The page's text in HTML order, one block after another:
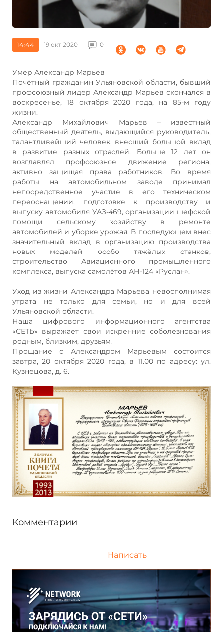
14:44 19 окт 2020 0
Умер Александр Марьев
Почётный гражданин Ульяновской области, бывший
профсоюзный лидер Александр Марьев скончался в
воскресенье, 18 октября 2020 года, на 85-м году
жизни.
Александр Михайлович Марьев – известный
общественный деятель, выдающийся руководитель,
талантливейший человек, внесший большой вклад
в развитие разных отраслей. Больше 12 лет он
возглавлял профсоюзное движение региона,
активно защищая права работников. Во время
работы на автомобильном заводе принимал
непосредственное участие в его техническом
переоснащении, подготовке к производству и
выпуску автомобиля УАЗ-469, организации шефской
помощи сельскому хозяйству в ремонте
автомобилей и уборке урожая. В последующем внес
значительный вклад в организацию производства
новых моделей особо тяжёлых станков,
строительство Авиационного промышленного
комплекса, выпуска самолётов АН-124 «Руслан».
Уход из жизни Александра Марьева невосполнимая
утрата не только для семьи, но и для всей
Ульяновской области.
Наша цифрового информационного агентства
«СЕТЬ» выражает свои искренние соболезнования
родным, близким, друзьям.
Прощание с Александром Марьевым состоится
завтра, 20 октября 2020 года, в 11.00 по адресу: ул.
Кузнецова, д. 6.
Комментарии
Написать